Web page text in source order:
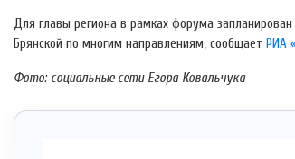
Для главы региона в рамках форума
Брянской по многим направлениям, сообщает РИА
Фото: социальные сети Егора Ковальчука